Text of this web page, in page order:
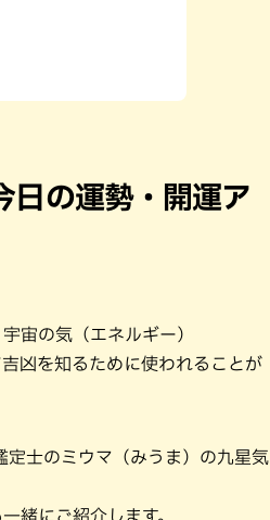
日の運勢・開運ア
宙の気（エネルギー）
凶を知るために使われることが
士のミウマ（みうま）の九星気
緒にご紹介します。